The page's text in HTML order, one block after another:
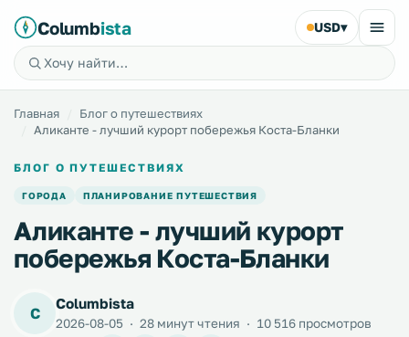
Columbista USD▾
Главная
Блог о путешествиях
Аликанте - лучший курорт побережья Коста-Бланки
БЛОГ О ПУТЕШЕСТВИЯХ
ГОРОДА ПЛАНИРОВАНИЕ ПУТЕШЕСТВИЯ
Аликанте - лучший курорт
побережья Коста-Бланки
C
Columbista
2026-08-05 · 28 минут чтения · 10 516 просмотров